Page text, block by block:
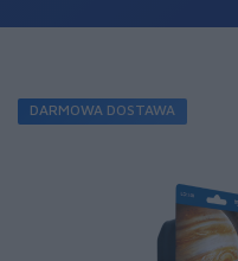
DARMOWA DOSTAWA